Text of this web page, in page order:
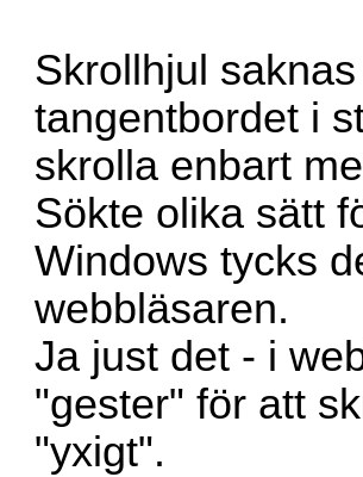
Skrollhjul
tangentbordet i
skrolla enbart
Sökte olika sätt
Windows tycks
webbläsaren.
Ja just det - i
"gester" för att
"yxigt".